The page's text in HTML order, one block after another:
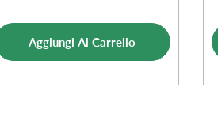
vendita
Aggiungi Al Carrello